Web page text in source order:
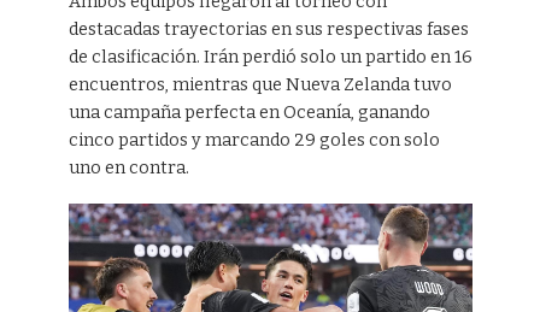
destacadas trayectorias en sus respectivas fases
de clasificación. Irán perdió solo un partido en 16
encuentros, mientras que Nueva Zelanda tuvo
una campaña perfecta en Oceanía, ganando
cinco partidos y marcando 29 goles con solo
uno en contra.